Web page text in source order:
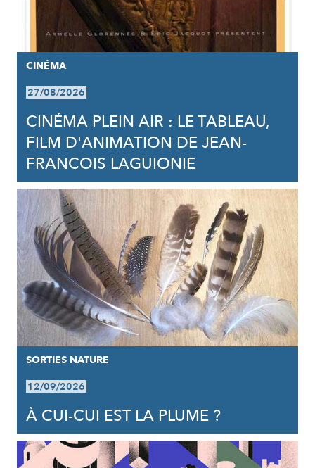
CINÉMA
27/08/2026
CINÉMA PLEIN AIR : LE TABLEAU,
FILM D'ANIMATION DE JEAN-
FRANCOIS LAGUIONIE
SORTIES NATURE
12/09/2026
À CUI-CUI EST LA PLUME ?